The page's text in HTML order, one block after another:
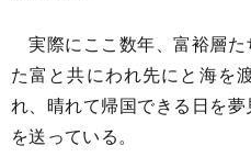
実際にここ数年、富裕層
た富と共にわれ先にと海を
れ、晴れて帰国できる日を
を送っている。